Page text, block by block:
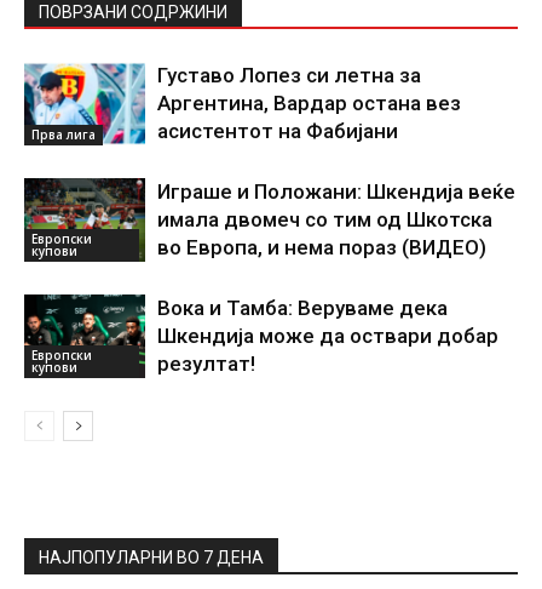
ПОВРЗАНИ СОДРЖИНИ
Прва лига
Густаво Лопез си летна за
Аргентина, Вардар остана вез
асистентот на Фабијани
Европски
купови
Играше и Положани: Шкендија веќе
имала двомеч со тим од Шкотска
во Европа, и нема пораз (ВИДЕО)
Европски
купови
Вока и Тамба: Веруваме дека
Шкендија може да оствари добар
резултат!
НАЈПОПУЛАРНИ ВО 7 ДЕНА